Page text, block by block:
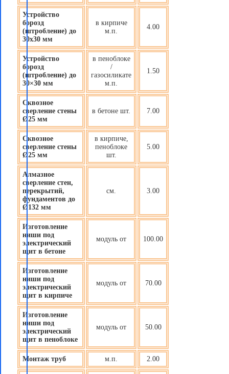
Устройство
борозд
(штробление) до
30х30 мм
в кирпиче
м.п.
4.00
Устройство
борозд
(штробление) до
30×30 мм
в пеноблоке
/
газосиликате
м.п.
1.50
Сквозное
сверление стены
Ø25 мм
в бетоне шт. 7.00
Сквозное
сверление стены
Ø25 мм
в кирпиче,
пеноблоке
шт.
5.00
Алмазное
сверление стен,
перекрытий,
фундаментов до
Ø132 мм
см. 3.00
Изготовление
ниши под
электрический
щит в бетоне
модуль от 100.00
Изготовление
ниши под
электрический
щит в кирпиче
модуль от 70.00
Изготовление
ниши под
электрический
щит в пеноблоке
модуль от 50.00
Монтаж труб м.п. 2.00